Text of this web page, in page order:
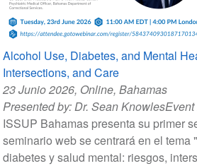
Alcohol Use, Diabetes, and Mental
Intersections, and Care
23 Junio 2026, Online, Bahamas
Presented by:Dr. Sean Knowles
ISSUP Bahamas presenta su primer
seminario web se centrará en el tema
diabetes y salud mental: riesgos,